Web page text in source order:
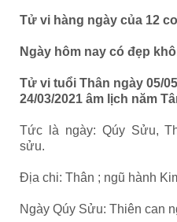
Tử vi hàng ngày của 12
Ngày hôm nay có đẹp
Tử vi tuổi Thân ngày 05/
24/03/2021 âm lịch năm
Tức là ngày: Qúy Sửu,
sửu.
Địa chi: Thân ; ngũ hành
Ngày Qúy Sửu: Thiên can